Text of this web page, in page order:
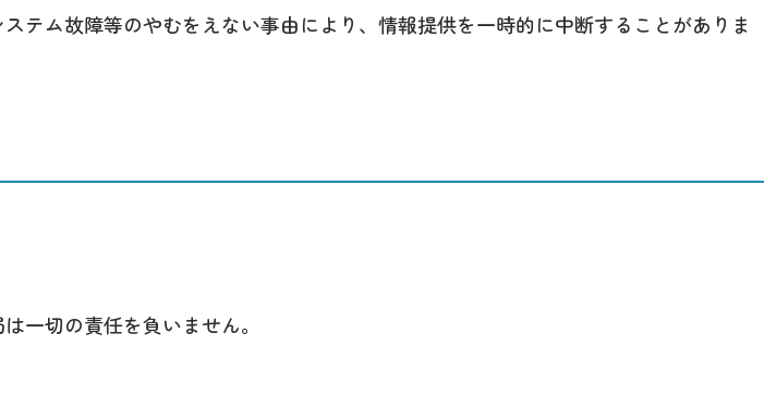
テム故障等のやむをえない事由により、情報提供を一時的に中断することがありま
一切の責任を負いません。